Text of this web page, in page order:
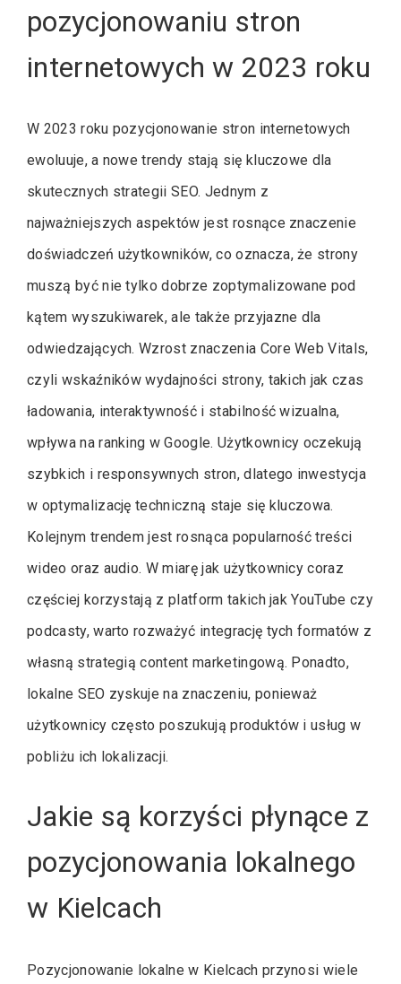
pozycjonowaniu stron
internetowych w 2023 roku
W 2023 roku pozycjonowanie stron internetowych
ewoluuje, a nowe trendy stają się kluczowe dla
skutecznych strategii SEO. Jednym z
najważniejszych aspektów jest rosnące znaczenie
doświadczeń użytkowników, co oznacza, że strony
muszą być nie tylko dobrze zoptymalizowane pod
kątem wyszukiwarek, ale także przyjazne dla
odwiedzających. Wzrost znaczenia Core Web Vitals,
czyli wskaźników wydajności strony, takich jak czas
ładowania, interaktywność i stabilność wizualna,
wpływa na ranking w Google. Użytkownicy oczekują
szybkich i responsywnych stron, dlatego inwestycja
w optymalizację techniczną staje się kluczowa.
Kolejnym trendem jest rosnąca popularność treści
wideo oraz audio. W miarę jak użytkownicy coraz
częściej korzystają z platform takich jak YouTube czy
podcasty, warto rozważyć integrację tych formatów z
własną strategią content marketingową. Ponadto,
lokalne SEO zyskuje na znaczeniu, ponieważ
użytkownicy często poszukują produktów i usług w
pobliżu ich lokalizacji.
Jakie są korzyści płynące z
pozycjonowania lokalnego
w Kielcach
Pozycjonowanie lokalne w Kielcach przynosi wiele